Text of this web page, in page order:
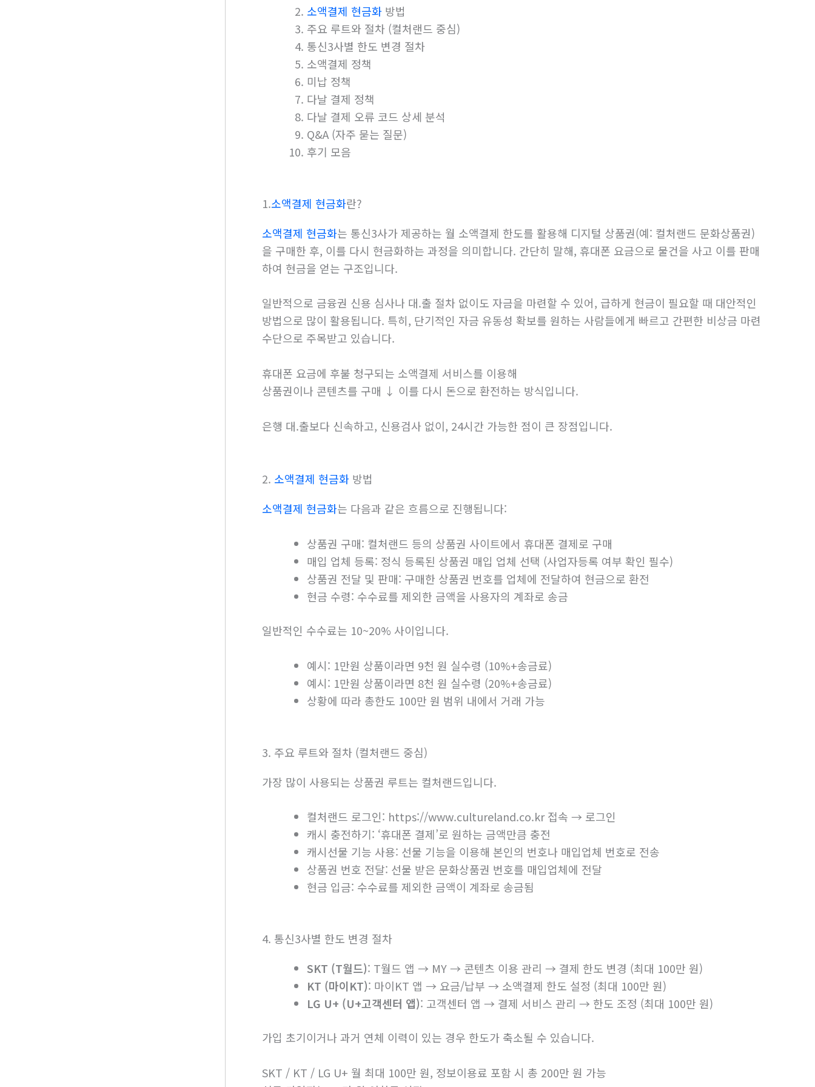
소액결제 현금화 방법
주요 루트와 절차 (컬처랜드 중심)
통신3사별 한도 변경 절차
소액결제 정책
미납 정책
다날 결제 정책
다날 결제 오류 코드 상세 분석
Q&A (자주 묻는 질문)
후기 모음
1.소액결제 현금화란?
소액결제 현금화는 통신3사가 제공하는 월 소액결제 한도를 활용해 디지털 상품권(예: 컬처랜드 문화상품권)
을 구매한 후, 이를 다시 현금화하는 과정을 의미합니다. 간단히 말해, 휴대폰 요금으로 물건을 사고 이를 판매
하여 현금을 얻는 구조입니다.
일반적으로 금융권 신용 심사나 대.출 절차 없이도 자금을 마련할 수 있어, 급하게 현금이 필요할 때 대안적인
방법으로 많이 활용됩니다. 특히, 단기적인 자금 유동성 확보를 원하는 사람들에게 빠르고 간편한 비상금 마련
수단으로 주목받고 있습니다.
휴대폰 요금에 후불 청구되는 소액결제 서비스를 이용해
상품권이나 콘텐츠를 구매 ↓ 이를 다시 돈으로 환전하는 방식입니다.
은행 대.출보다 신속하고, 신용검사 없이, 24시간 가능한 점이 큰 장점입니다.
2. 소액결제 현금화 방법
소액결제 현금화는 다음과 같은 흐름으로 진행됩니다:
상품권 구매: 컬처랜드 등의 상품권 사이트에서 휴대폰 결제로 구매
매입 업체 등록: 정식 등록된 상품권 매입 업체 선택 (사업자등록 여부 확인 필수)
상품권 전달 및 판매: 구매한 상품권 번호를 업체에 전달하여 현금으로 환전
현금 수령: 수수료를 제외한 금액을 사용자의 계좌로 송금
일반적인 수수료는 10~20% 사이입니다.
예시: 1만원 상품이라면 9천 원 실수령 (10%+송금료)
예시: 1만원 상품이라면 8천 원 실수령 (20%+송금료)
상황에 따라 총한도 100만 원 범위 내에서 거래 가능
3. 주요 루트와 절차 (컬처랜드 중심)
가장 많이 사용되는 상품권 루트는 컬처랜드입니다.
컬처랜드 로그인: https://www.cultureland.co.kr 접속 → 로그인
캐시 충전하기: ‘휴대폰 결제’로 원하는 금액만큼 충전
캐시선물 기능 사용: 선물 기능을 이용해 본인의 번호나 매입업체 번호로 전송
상품권 번호 전달: 선물 받은 문화상품권 번호를 매입업체에 전달
현금 입금: 수수료를 제외한 금액이 계좌로 송금됨
4. 통신3사별 한도 변경 절차
SKT (T월드): T월드 앱 → MY → 콘텐츠 이용 관리 → 결제 한도 변경 (최대 100만 원)
KT (마이KT): 마이KT 앱 → 요금/납부 → 소액결제 한도 설정 (최대 100만 원)
LG U+ (U+고객센터 앱): 고객센터 앱 → 결제 서비스 관리 → 한도 조정 (최대 100만 원)
가입 초기이거나 과거 연체 이력이 있는 경우 한도가 축소될 수 있습니다.
SKT / KT / LG U+ 월 최대 100만 원, 정보이용료 포함 시 총 200만 원 가능